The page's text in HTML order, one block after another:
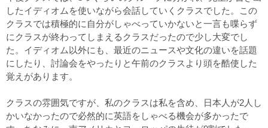
したイディオムを使いながら会話していくクラスでした。この
クラスでは積極的に自分がしゃべっていかないと一言も喋らず
にクラスが終わってしまえるクラスだったので少し大変でし
た。イディオム以外にも、最近のニュースや文化の違いを話題
にしたり、討論会をやったりと午前のクラスより頭を酷使した
覚えがあります。
クラスの雰囲気ですが、私のクラスは私を含め、日本人が2人し
かいなかったので必然的に英語をしゃべる機会が多かったで